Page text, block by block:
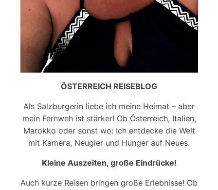
ÖSTERREICH REISEBLOG
Als Salzburgerin liebe ich meine Heimat – aber
mein Fernweh ist stärker! Ob Österreich, Italien,
Marokko oder sonst wo: Ich entdecke die Welt
mit Kamera, Neugier und Hunger auf Neues.
Kleine Auszeiten, große Eindrücke!
Auch kurze Reisen bringen große Erlebnisse! Ob